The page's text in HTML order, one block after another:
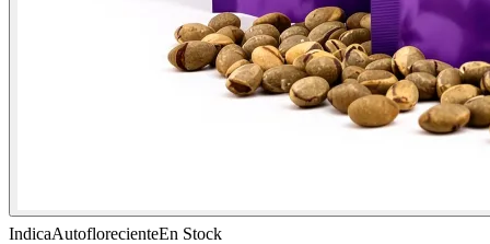
IndicaAutoflorecienteEn Stock